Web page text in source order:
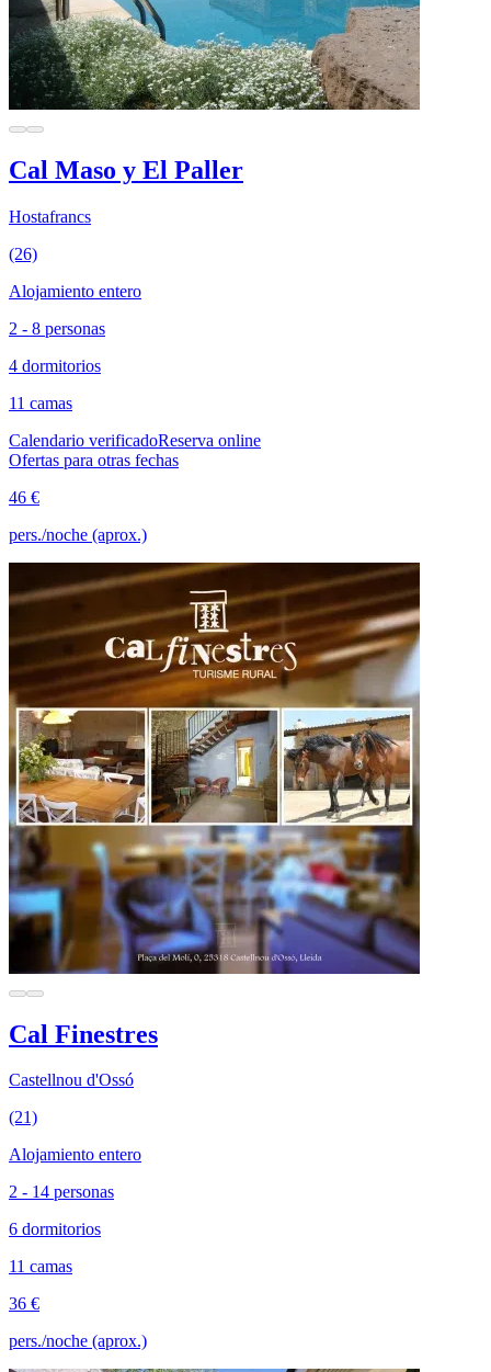
Cal Maso y El Paller
Hostafrancs
(26)
Alojamiento entero
2 - 8 personas
4 dormitorios
11 camas
Calendario verificadoReserva online
Ofertas para otras fechas
46 €
pers./noche (aprox.)
Cal Finestres
Castellnou d'Ossó
(21)
Alojamiento entero
2 - 14 personas
6 dormitorios
11 camas
36 €
pers./noche (aprox.)